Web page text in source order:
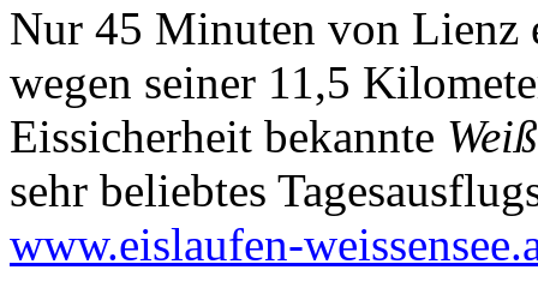
Nur 45 Minuten von Lienz
wegen seiner 11,5
Eissicherheit bekannte
sehr beliebtes
www.eislaufen-